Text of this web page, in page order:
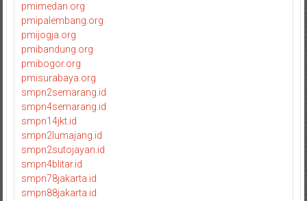
pmimedan.org
pmipalembang.org
pmijogja.org
pmibandung.org
pmibogor.org
pmisurabaya.org
smpn2semarang.id
smpn4semarang.id
smpn14jkt.id
smpn2lumajang.id
smpn2sutojayan.id
smpn4blitar.id
smpn78jakarta.id
smpn88jakarta.id